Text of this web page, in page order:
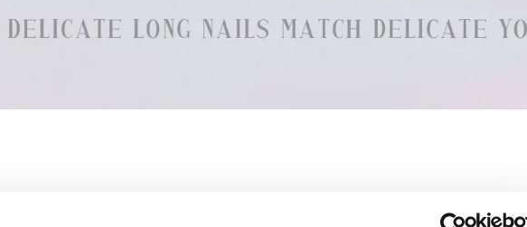
zoveel opties om uit te kiezen, zoals acrylpoeder, builder gel in een potje, builder gel